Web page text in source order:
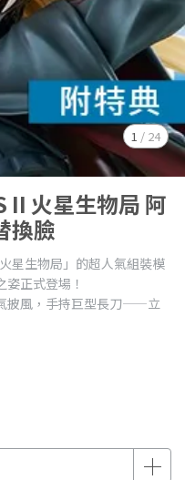
1 / 24
II 火星生物局 阿
換臉
星生物局」的超人氣組裝模
正式登場！
披風，手持巨型長刀——立